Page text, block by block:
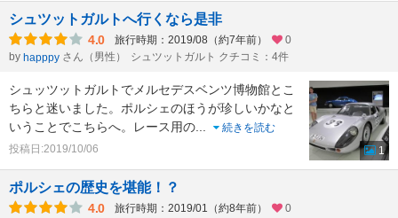
シュツットガルトへ行くなら是非
4.0 旅行時期：2019/08（約7年前）
0
by happpy さん（男性） シュツットガルト クチコミ：4件
シュッツットガルトでメルセデスベンツ博物館とこ
ちらと迷いました。ポルシェのほうが珍しいかなと
いうことでこちらへ。レース用の
続きを読む
投稿日:2019/10/06
1
ポルシェの歴史を堪能！？
4.0 旅行時期：2019/01（約8年前）
0